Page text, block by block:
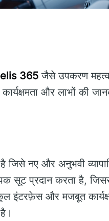
365 जैसे उपकरण
और लाभों की
जिसे नए और अनुभवी
प्रदान करता है, जिससे
इंटरफ़ेस और मजबूत